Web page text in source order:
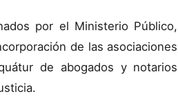
por el Ministerio Público,
de las asociaciones
de abogados y notarios